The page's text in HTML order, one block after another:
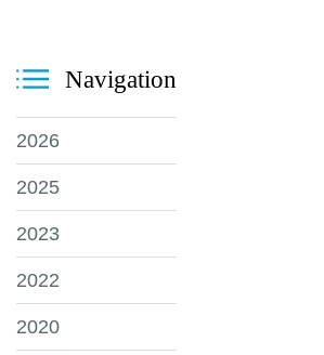
Navigation
2026
2025
2023
2022
2020